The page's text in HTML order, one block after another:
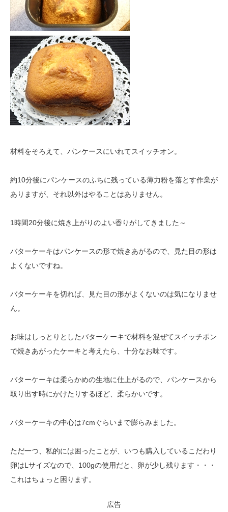
材料をそろえて、パンケースにいれてスイッチオン。
約10分後にパンケースのふちに残っている薄力粉を落とす作業が
ありますが、それ以外はやることはありません。
1時間20分後に焼き上がりのよい香りがしてきました～
バターケーキはパンケースの形で焼きあがるので、見た目の形は
よくないですね。
バターケーキを切れば、見た目の形がよくないのは気になりませ
ん。
お味はしっとりとしたバターケーキで材料を混ぜてスイッチポン
で焼きあがったケーキと考えたら、十分なお味です。
バターケーキは柔らかめの生地に仕上がるので、パンケースから
取り出す時にかけたりするほど、柔らかいです。
バターケーキの中心は7cmぐらいまで膨らみました。
ただ一つ、私的には困ったことが、いつも購入しているこだわり
卵はLサイズなので、100gの使用だと、卵が少し残ります・・・
これはちょっと困ります。
広告